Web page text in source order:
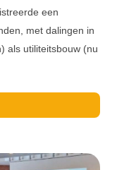
een
met dalingen in
als utiliteitsbouw (nu